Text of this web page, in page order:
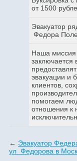
от 1500
Эвакуатор
Федора
Наша миссия
заключается
эвакуации и
клиентов,
помогаем
отношения к
← Эвакуатор
ул Федорова в